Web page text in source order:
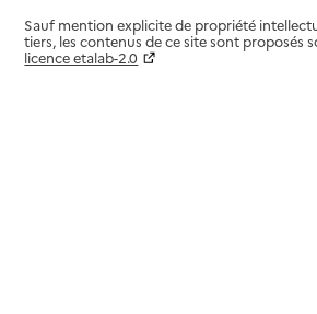
Sauf mention explicite de propriété
tiers, les contenus de ce site sont proposés
licence etalab-2.0